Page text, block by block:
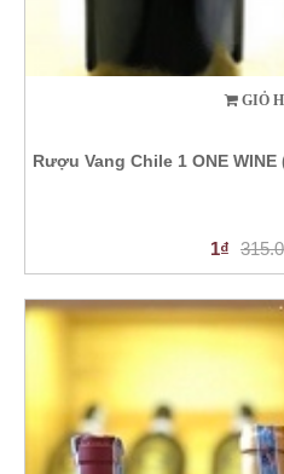
GIỎ
Rượu Vang Chile 1 ONE WINE
1₫